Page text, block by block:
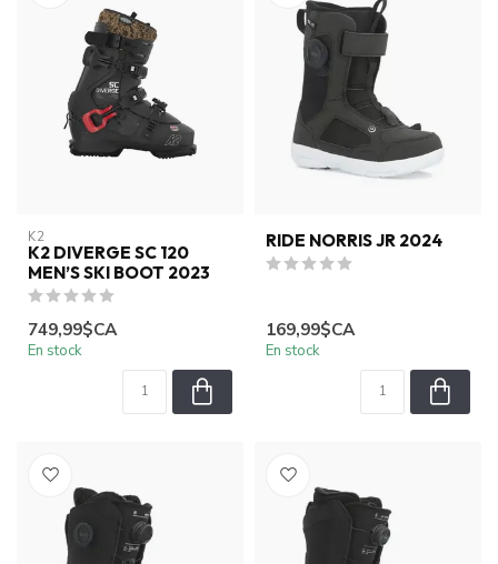
K2
K2 DIVERGE SC 120
MEN’S SKI BOOT 2023
749,99$CA
En stock
RIDE NORRIS JR 2024
169,99$CA
En stock